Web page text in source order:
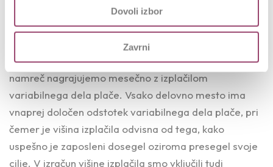
Dovoli izbor
Zavrni
kulturo, ki podpira vzajemnost in dialog.
Doseganje ciljev zaposlenih pa spodbujamo tudi z
nagrajevanjem.Uspešnost posameznika v Salusu
namreč nagrajujemo mesečno z izplačilom
variabilnega dela plače. Vsako delovno mesto ima
vnaprej določen odstotek variabilnega dela plače, pri
čemer je višina izplačila odvisna od tega, kako
uspešno je zaposleni dosegel oziroma presegel svoje
cilje. V izračun višine izplačila smo vključili tudi